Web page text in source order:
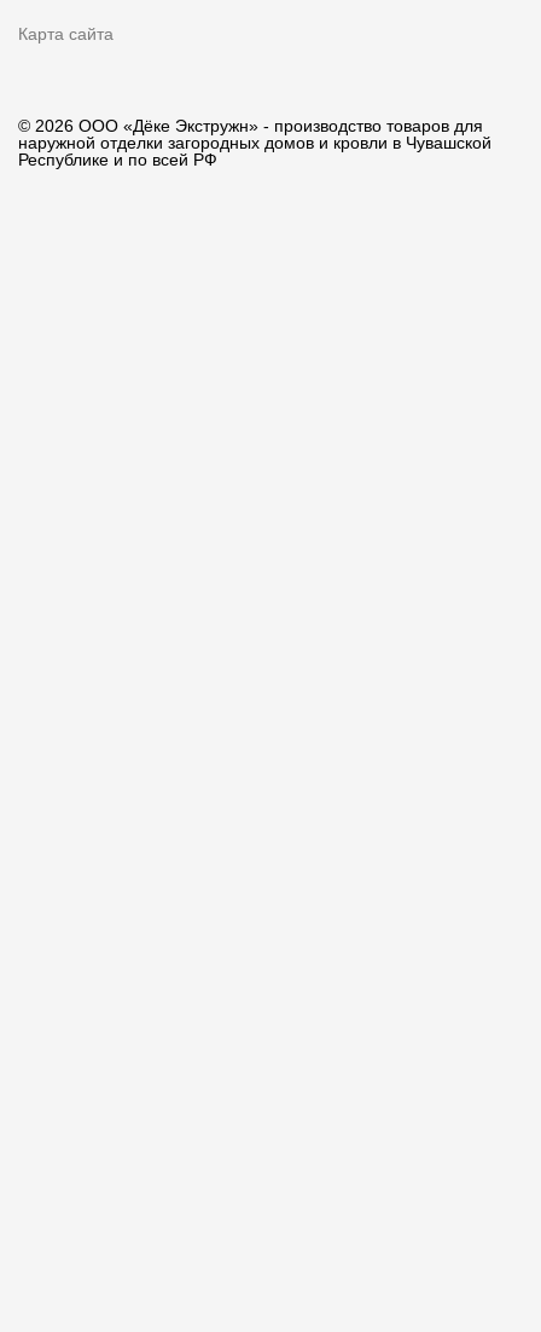
Карта сайта
© 2026 ООО «Дёке Экстружн» - производство товаров для
наружной отделки загородных домов и кровли в Чувашской
Республике и по всей РФ